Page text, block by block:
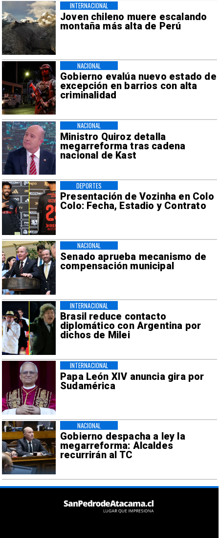
Joven chileno muere escalando
montaña más alta de Perú
INTERNACIONAL
Gobierno evalúa nuevo estado de
excepción en barrios con alta
criminalidad
NACIONAL
Ministro Quiroz detalla
megarreforma tras cadena
nacional de Kast
NACIONAL
Presentación de Vozinha en Colo
Colo: Fecha, Estadio y Contrato
DEPORTES
Senado aprueba mecanismo de
compensación municipal
NACIONAL
Brasil reduce contacto
diplomático con Argentina por
dichos de Milei
INTERNACIONAL
Papa León XIV anuncia gira por
Sudamérica
INTERNACIONAL
Gobierno despacha a ley la
megarreforma: Alcaldes
recurrirán al TC
NACIONAL